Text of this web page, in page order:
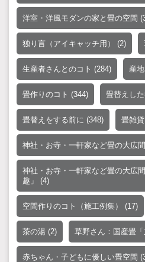
洋室・洋風モダンの家と畳の空間
独り言（アイキャッチ用） (2)
生産者さんとのコト (284) 産
畳作りのコト (344) 畳替えし
畳替えをする前に (348) 畳雑貨
神社・お寺・一軒家など畳の大広間
神社・お寺・一軒家など畳の大広
趣」
(4)
空間作りのコト（施工例集） (17)
茶の湯 (2) 草野さん：国産畳「
赤ちゃん・子どもに優しい畳空間